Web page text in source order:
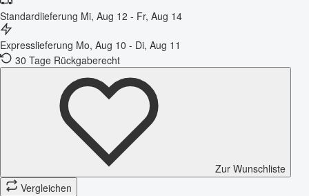
Standardlieferung Mi, Aug 12 - Fr, Aug 14
Expresslieferung Mo, Aug 10 - Di, Aug 11
30 Tage Rückgaberecht
Zur Wunschliste
Vergleichen